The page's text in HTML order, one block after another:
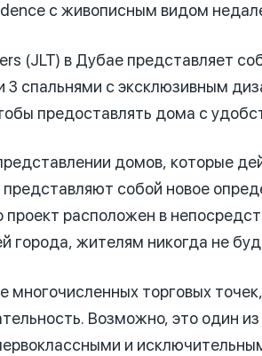
с живописным видом
(JLT) в Дубае представляет
3 спальнями с эксклюзивным
предоставлять дома с
домов, которые
собой новое
проект расположен в
города, жителям никогда не
многочисленных торговых
Возможно, это один
и